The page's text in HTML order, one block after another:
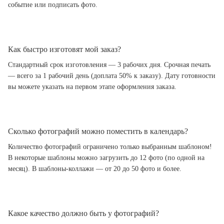
событие или подписать фото.
Как быстро изготовят мой заказ?
Стандартный срок изготовления — 3 рабочих дня. Срочная печать
— всего за 1 рабочий день (доплата 50% к заказу). Дату готовности
вы можете указать на первом этапе оформления заказа.
Сколько фотографий можно поместить в календарь?
Количество фотографий ограничено только выбранным шаблоном!
В некоторые шаблоны можно загрузить до 12 фото (по одной на
месяц). В шаблоны-коллажи — от 20 до 50 фото и более.
Какое качество должно быть у фотографий?